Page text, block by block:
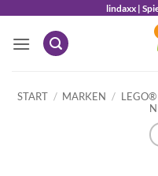
springen
lindaxx |
START / MARKEN / LEGO®